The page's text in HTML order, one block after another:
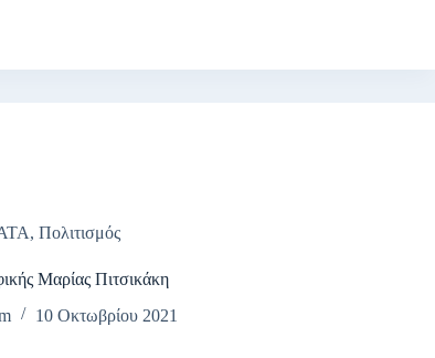
, Πολιτισμός
Μαρίας Πιτσικάκη
10 Οκτωβρίου 2021